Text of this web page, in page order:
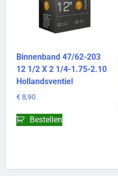
Binnenband 47/62-203
12 1/2 X 2 1/4-1.75-2.10
Hollandsventiel
€ 8,90
Bestellen